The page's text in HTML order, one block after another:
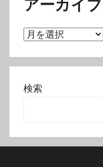
アーカイブ
ア
カ
イ
検索